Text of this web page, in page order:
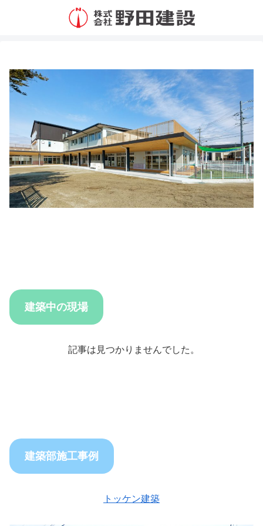
建築中の現場
記事は見つかりませんでした。
建築部施工事例
トッケン建築